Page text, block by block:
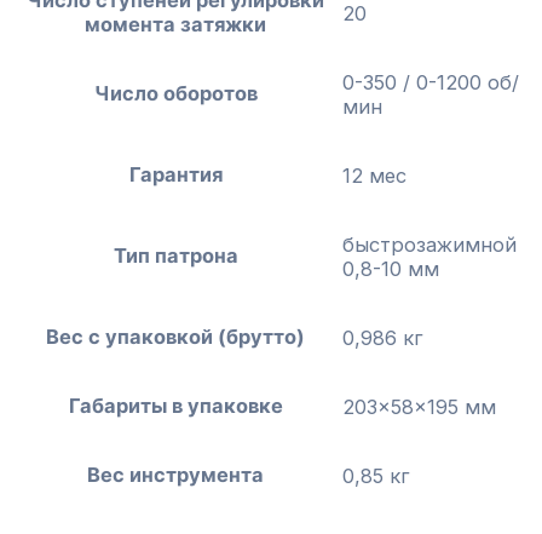
момента затяжки
20
Число оборотов
0-350 / 0-1200 об/
мин
Гарантия 12 мес
Тип патрона
быстрозажимной
0,8-10 мм
Вес с упаковкой (брутто) 0,986 кг
Габариты в упаковке 203x58x195 мм
Вес инструмента 0,85 кг